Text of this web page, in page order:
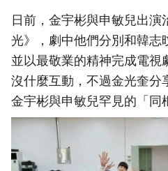
日前，金宇彬與申敏兒出
光》，劇中他們分別和韓志
並以最敬業的精神完成電視
沒什麼互動，不過金光奎分
金宇彬與申敏兒罕見的「同